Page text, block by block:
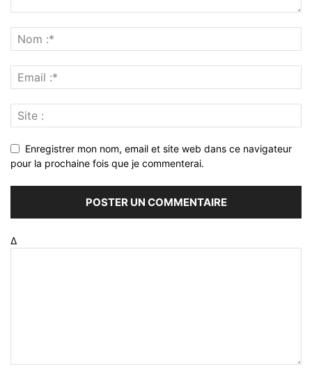
Enregistrer mon nom, email et site web dans ce navigateur
pour la prochaine fois que je commenterai.
Δ